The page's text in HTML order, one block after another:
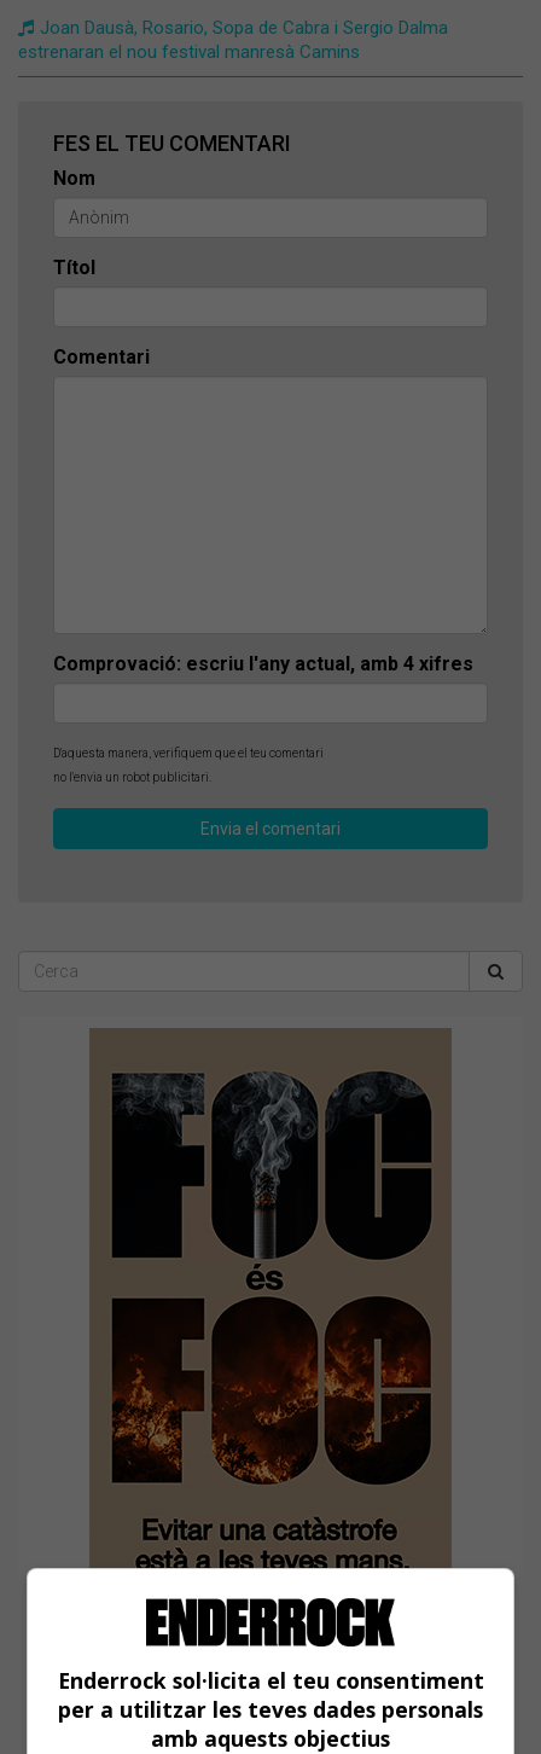
Joan Dausà, Rosario, Sopa de Cabra i Sergio Dalma
estrenaran el nou festival manresà Camins
FES EL TEU COMENTARI
Nom
Títol
Comentari
Comprovació: escriu l'any actual, amb 4 xifres
D'aquesta manera, verifiquem que el teu comentari
no l'envia un robot publicitari.
Enderrock sol·licita el teu consentiment
per a utilitzar les teves dades personals
amb aquests objectius